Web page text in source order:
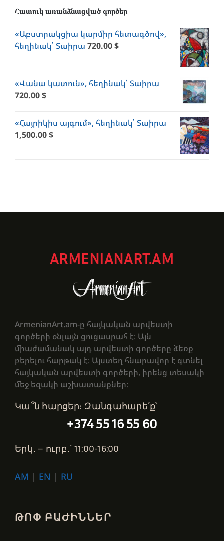
Հատուկ առանձնացված գործեր
«Աբստրակցիա կարմիր հետագծով»,
հեղինակ՝ Տաիրա 720.00$
«Վանա կատուն», հեղինակ՝ Տաիրա
720.00$
«Հայրիկիս այգում», հեղինակ՝ Տաիրա
1,500.00$
ARMENIANART.AM
ArmenianArt.am-ը հայկական արվեստի
գործերի օնլայն ցուցասրահ է։ Այն
միաժամանակ այդ արվեստի գործերը ձեռք
բերելու հարթակ է։ Այստեղ հնարավոր է գտնել
հայկական արվեստի գործերի, իրենց տեսակի
մեջ եզակի աշխատանքներ։
Կա՞ն հարցեր։ Զանգահարե՛ք՝
+374 55 16 55 60
Երկ․ – ուրբ․՝ 11:00-16:00
AM | EN | RU
ԹՈՓ ԲԱԺԻՆՆԵՐ